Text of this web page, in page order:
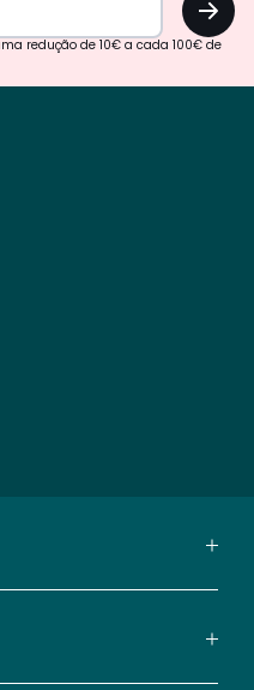
redução de 10€ a cada 100€ de